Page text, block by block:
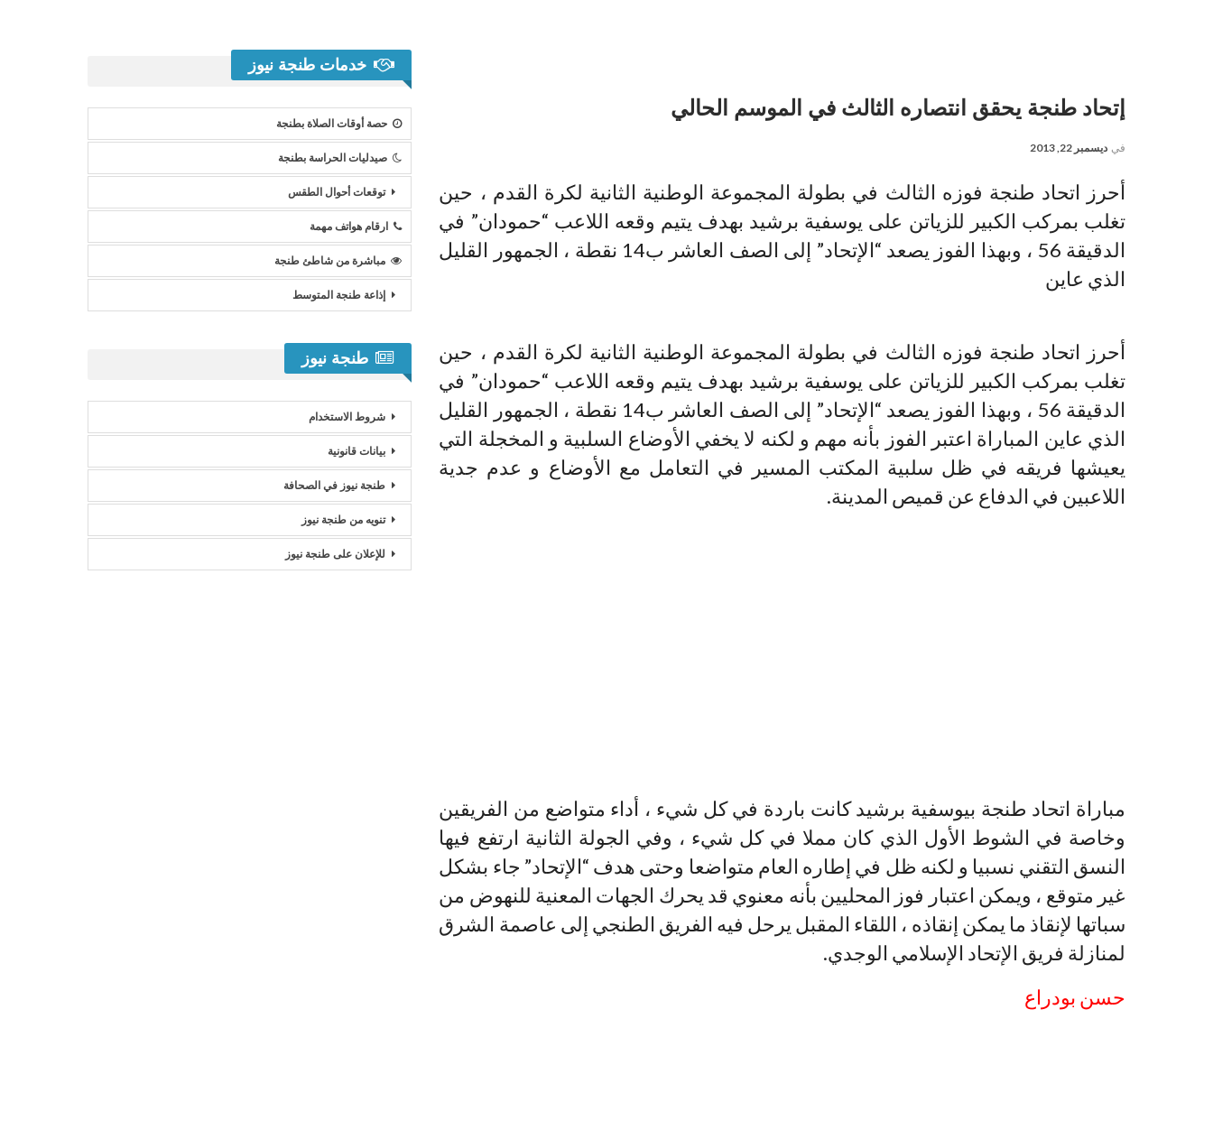
إتحاد طنجة يحقق انتصاره الثالث في الموسم الحالي
في ديسمبر 22, 2013
أحرز اتحاد طنجة فوزه الثالث في بطولة المجموعة الوطنية الثانية لكرة القدم ، حين
تغلب بمركب الكبير للزياتن على يوسفية برشيد بهدف يتيم وقعه اللاعب “حمودان” في
الدقيقة 56 ، وبهذا الفوز يصعد “الإتحاد” إلى الصف العاشر ب14 نقطة ، الجمهور القليل
الذي عاين
أحرز اتحاد طنجة فوزه الثالث في بطولة المجموعة الوطنية الثانية لكرة القدم ، حين
تغلب بمركب الكبير للزياتن على يوسفية برشيد بهدف يتيم وقعه اللاعب “حمودان” في
الدقيقة 56 ، وبهذا الفوز يصعد “الإتحاد” إلى الصف العاشر ب14 نقطة ، الجمهور القليل
الذي عاين المباراة اعتبر الفوز بأنه مهم و لكنه لا يخفي الأوضاع السلبية و المخجلة التي
يعيشها فريقه في ظل سلبية المكتب المسير في التعامل مع الأوضاع و عدم جدية
اللاعبين في الدفاع عن قميص المدينة.
مباراة اتحاد طنجة بيوسفية برشيد كانت باردة في كل شيء ، أداء متواضع من الفريقين
وخاصة في الشوط الأول الذي كان مملا في كل شيء ، وفي الجولة الثانية ارتفع فيها
النسق التقني نسبيا و لكنه ظل في إطاره العام متواضعا وحتى هدف “الإتحاد” جاء بشكل
غير متوقع ، ويمكن اعتبار فوز المحليين بأنه معنوي قد يحرك الجهات المعنية للنهوض من
سباتها لإنقاذ ما يمكن إنقاذه ، اللقاء المقبل يرحل فيه الفريق الطنجي إلى عاصمة الشرق
لمنازلة فريق الإتحاد الإسلامي الوجدي.
حسن بودراع
خدمات طنجة نيوز
حصة أوقات الصلاة بطنجة
صيدليات الحراسة بطنجة
توقعات أحوال الطقس
ارقام هواتف مهمة
مباشرة من شاطئ طنجة
إذاعة طنجة المتوسط
طنجة نيوز
شروط الاستخدام
بيانات قانونية
طنجة نيوز في الصحافة
تنويه من طنجة نيوز
للإعلان على طنجة نيوز